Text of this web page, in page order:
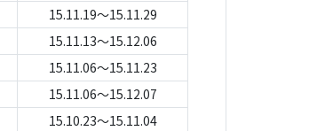
15.11.19～15.11.29
15.11.13～15.12.06
15.11.06～15.11.23
15.11.06～15.12.07
15.10.23～15.11.04